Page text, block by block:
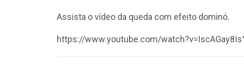
Assista o vídeo da queda com efeito dominó.
https://www.youtube.com/